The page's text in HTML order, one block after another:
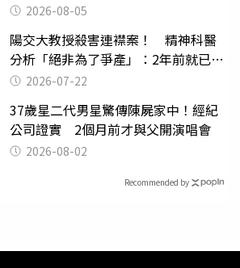
2026-08-05
陽交大教授殺害連襟案！ 精神科醫
分析「絕非為了爭產」：2年前就已言
行詭異
2026-07-22
37歲星二代男星驚傳陳屍家中！經紀
公司證實 2個月前才與父開演唱會
2026-08-02
Recommended by